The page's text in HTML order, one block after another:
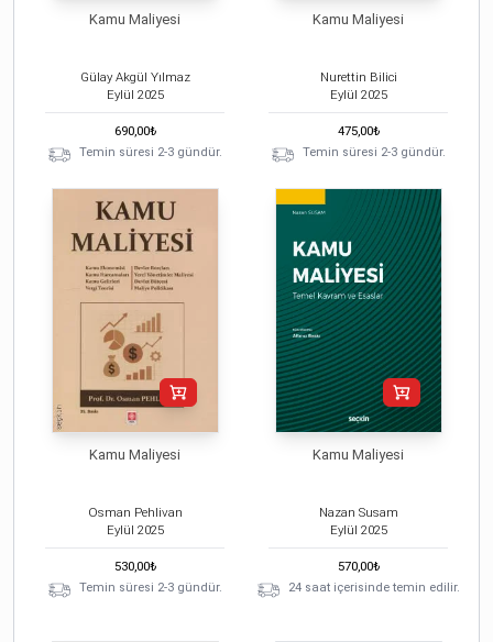
Kamu Maliyesi
Gülay Akgül Yılmaz
Eylül 2025
690,00₺
Temin süresi 2-3 gündür.
Kamu Maliyesi
Nurettin Bilici
Eylül 2025
475,00₺
Temin süresi 2-3 gündür.
Kamu Maliyesi
Osman Pehlivan
Eylül 2025
530,00₺
Temin süresi 2-3 gündür.
Kamu Maliyesi
Nazan Susam
Eylül 2025
570,00₺
24 saat içerisinde temin edilir.